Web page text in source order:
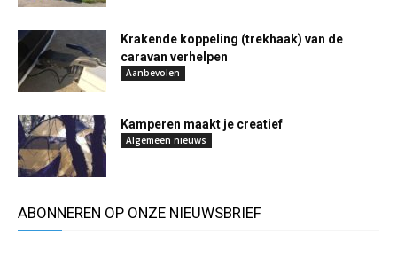
Krakende koppeling (trekhaak) van de
caravan verhelpen
Aanbevolen
Kamperen maakt je creatief
Algemeen nieuws
ABONNEREN OP ONZE NIEUWSBRIEF